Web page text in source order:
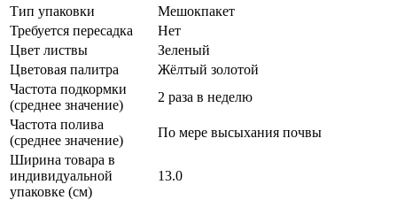
Тип упаковки
Мешокпакет
Требуется пересадка
Нет
Цвет листвы
Зеленый
Цветовая палитра
Жёлтый золотой
Частота подкормки
(среднее значение)
2 раза в неделю
Частота полива
(среднее значение)
По мере высыхания почвы
Ширина товара в
индивидуальной
упаковке (см)
13.0